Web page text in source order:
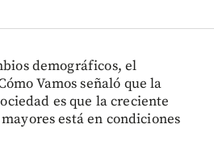
demográficos, el
Vamos señaló que la
es que la creciente
está en condiciones